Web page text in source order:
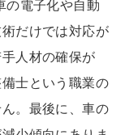
の電子化や自動
だけでは対応が
人材の確保が
士という職業の
。最後に、車の